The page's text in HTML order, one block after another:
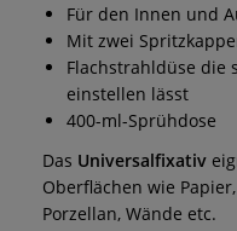
Für den Innen und
Mit zwei
Flachstrahldüse die
einstellen lässt
400-ml-Sprühdose
Das Universalfixativ
Oberflächen wie
Porzellan, Wände etc.